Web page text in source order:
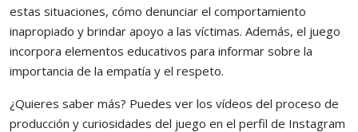
estas situaciones, cómo denunciar el comportamiento
inapropiado y brindar apoyo a las víctimas. Además, el juego
incorpora elementos educativos para informar sobre la
importancia de la empatía y el respeto.
¿Quieres saber más? Puedes ver los vídeos del proceso de
producción y curiosidades del juego en el perfil de Instagram